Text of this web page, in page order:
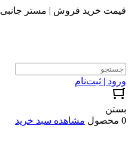
قیمت خرید فروش | مستر جانبی
ورود | ثبت‌نام
بستن
0 محصول
مشاهده سبد خرید